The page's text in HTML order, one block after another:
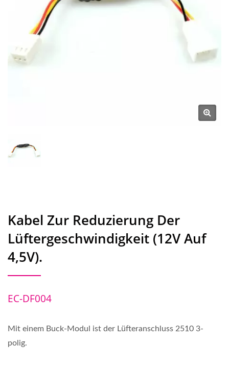
Kabel Zur Reduzierung Der
Lüftergeschwindigkeit (12V Auf
4,5V).
EC-DF004
Mit einem Buck-Modul ist der Lüfteranschluss 2510 3-
polig.